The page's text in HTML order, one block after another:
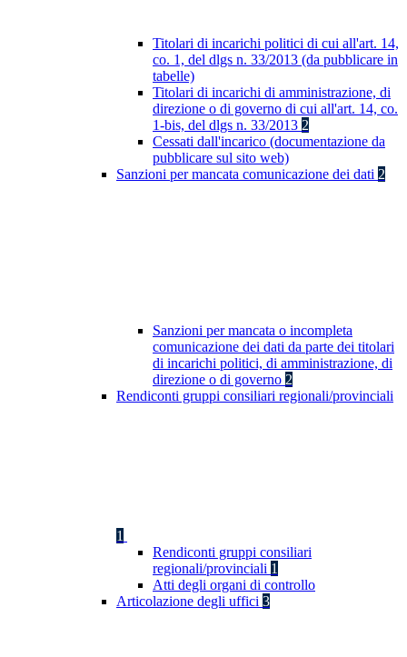
Titolari di incarichi politici di cui all'art. 14,
co. 1, del dlgs n. 33/2013 (da pubblicare in
tabelle)
Titolari di incarichi di amministrazione, di
direzione o di governo di cui all'art. 14, co.
1-bis, del dlgs n. 33/2013 2
Cessati dall'incarico (documentazione da
pubblicare sul sito web)
Sanzioni per mancata comunicazione dei dati 2
Sanzioni per mancata o incompleta
comunicazione dei dati da parte dei titolari
di incarichi politici, di amministrazione, di
direzione o di governo 2
Rendiconti gruppi consiliari regionali/provinciali
1
Rendiconti gruppi consiliari
regionali/provinciali 1
Atti degli organi di controllo
Articolazione degli uffici 3